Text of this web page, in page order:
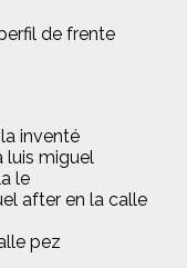
de frente
inventé
luis miguel
le
after en la calle
pez